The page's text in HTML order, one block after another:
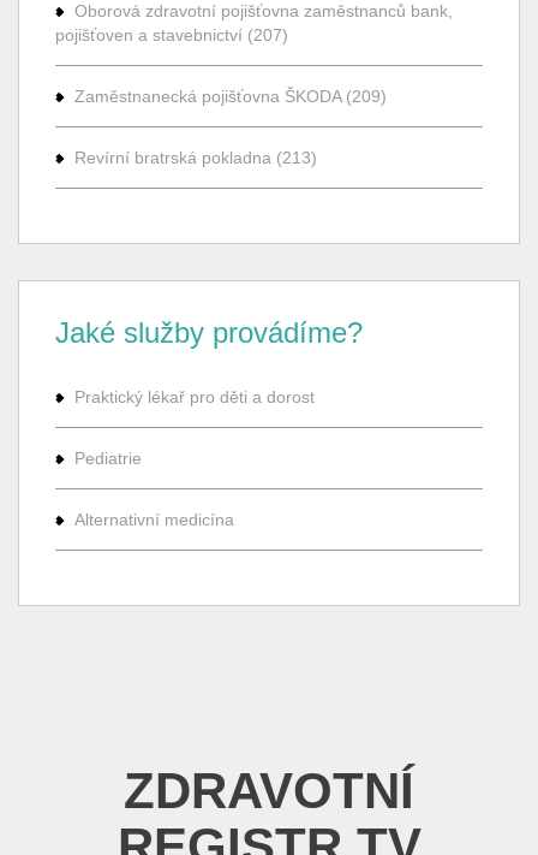
Oborová zdravotní pojišťovna zaměstnanců bank,
pojišťoven a stavebnictví (207)
Zaměstnanecká pojišťovna ŠKODA (209)
Revírní bratrská pokladna (213)
Jaké služby provádíme?
Praktický lékař pro děti a dorost
Pediatrie
Alternativní medicína
ZDRAVOTNÍ